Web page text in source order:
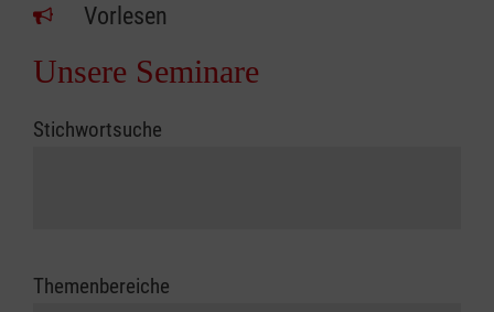
Vorlesen
Unsere Seminare
Stichwortsuche
Themenbereiche